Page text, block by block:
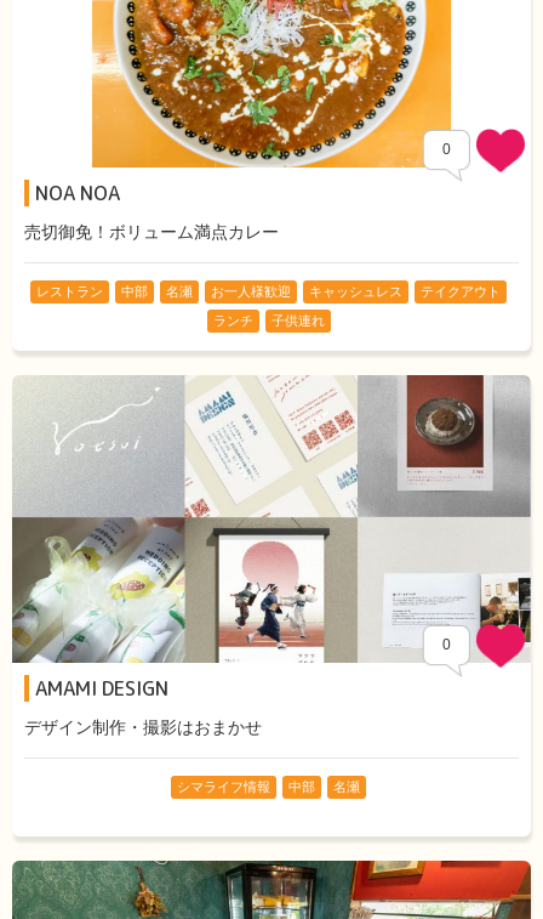
0
NOA NOA
売切御免！ボリューム満点カレー
レストラン 中部 名瀬 お一人様歓迎 キャッシュレス
テイクアウト
ランチ
子供連れ
0
AMAMI DESIGN
デザイン制作・撮影はおまかせ
シマライフ情報 中部 名瀬